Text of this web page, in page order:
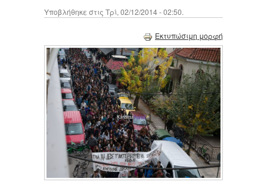
Υποβλήθηκε στις Τρί, 02/12/2014 - 02:50.
Εκτυπώσιμη μορφή